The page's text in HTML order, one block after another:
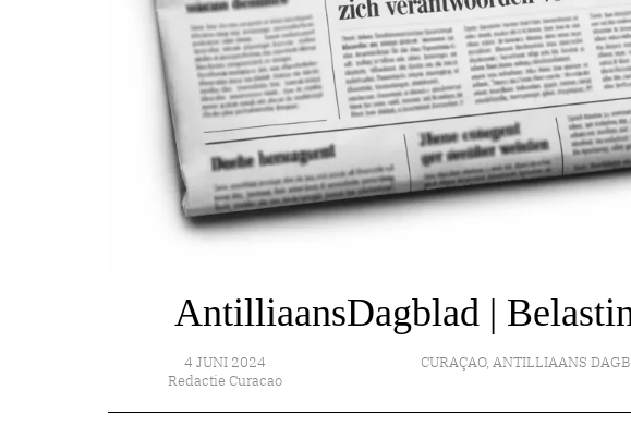
AntilliaansDagblad |
4 JUNI 2024
Redactie Curacao
CURAÇAO,ANTILLIAANS